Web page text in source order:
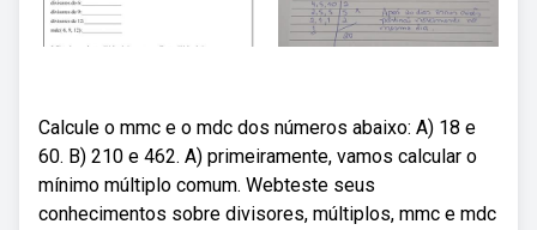
Calcule o mmc e o mdc dos números abaixo: A) 18 e
60. B) 210 e 462. A) primeiramente, vamos calcular o
mínimo múltiplo comum. Webteste seus
conhecimentos sobre divisores, múltiplos, mmc e mdc